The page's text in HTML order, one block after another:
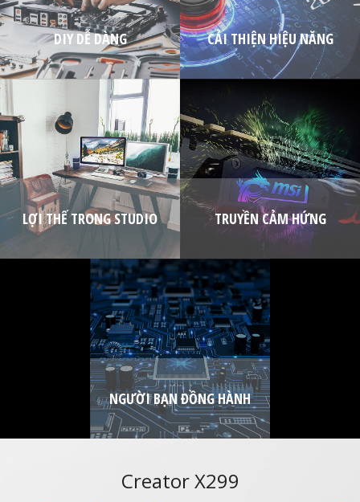
DIY DỄ DÀNG CẢI THIỆN HIỆU NĂNG
LỢI THẾ TRONG STUDIO TRUYỀN CẢM HỨNG
NGƯỜI BẠN ĐỒNG HÀNH
Creator X299